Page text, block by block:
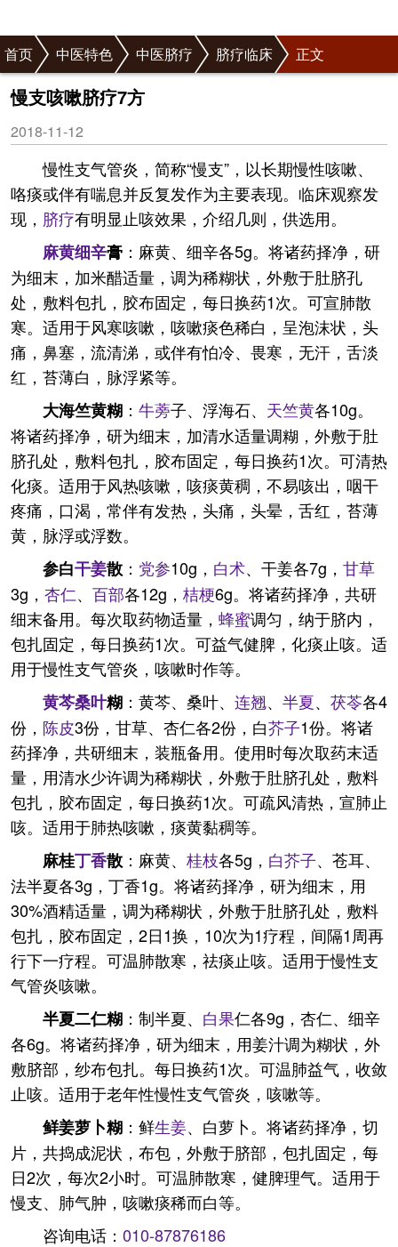
首页 中医特色 中医脐疗 脐疗临床 正文
慢支咳嗽脐疗7方
2018-11-12
慢性支气管炎，简称“慢支”，以长期慢性咳嗽、
咯痰或伴有喘息并反复发作为主要表现。临床观察发
现， 脐疗有明显止咳效果，介绍几则，供选用。
麻黄细辛膏 ：麻黄、细辛各5g。将诸药择净，研
为细末，加米醋适量，调为稀糊状，外敷于肚脐孔
处，敷料包扎，胶布固定，每日换药1次。可宣肺散
寒。适用于风寒咳嗽，咳嗽痰色稀白，呈泡沫状，头
痛，鼻塞，流清涕，或伴有怕冷、畏寒，无汗，舌淡
红，苔薄白，脉浮紧等。
大海竺黄糊 ： 牛蒡子、浮海石、 天竺黄各10g。
将诸药择净，研为细末，加清水适量调糊，外敷于肚
脐孔处，敷料包扎，胶布固定，每日换药1次。可清热
化痰。适用于风热咳嗽，咳痰黄稠，不易咳出，咽干
疼痛，口渴，常伴有发热，头痛，头晕，舌红，苔薄
黄，脉浮或浮数。
参白干姜散 ： 党参10g， 白术、干姜各7g， 甘草
3g， 杏仁、 百部各12g， 桔梗6g。将诸药择净，共研
细末备用。每次取药物适量， 蜂蜜调匀，纳于脐内，
包扎固定，每日换药1次。可益气健脾，化痰止咳。适
用于慢性支气管炎，咳嗽时作等。
黄芩桑叶糊 ：黄芩、桑叶、 连翘、 半夏、 茯苓各4
份， 陈皮3份，甘草、杏仁各2份，白芥子1份。将诸
药择净，共研细末，装瓶备用。使用时每次取药末适
量，用清水少许调为稀糊状，外敷于肚脐孔处，敷料
包扎，胶布固定，每日换药1次。可疏风清热，宣肺止
咳。适用于肺热咳嗽，痰黄黏稠等。
麻桂丁香散 ：麻黄、 桂枝各5g， 白芥子、苍耳、
法半夏各3g，丁香1g。将诸药择净，研为细末，用
30%酒精适量，调为稀糊状，外敷于肚脐孔处，敷料
包扎，胶布固定，2日1换，10次为1疗程，间隔1周再
行下一疗程。可温肺散寒，祛痰止咳。适用于慢性支
气管炎咳嗽。
半夏二仁糊 ：制半夏、 白果仁各9g，杏仁、细辛
各6g。将诸药择净，研为细末，用姜汁调为糊状，外
敷脐部，纱布包扎。每日换药1次。可温肺益气，收敛
止咳。适用于老年性慢性支气管炎，咳嗽等。
鲜姜萝卜糊 ：鲜生姜、白萝卜。将诸药择净，切
片，共捣成泥状，布包，外敷于脐部，包扎固定，每
日2次，每次2小时。可温肺散寒，健脾理气。适用于
慢支、肺气肿，咳嗽痰稀而白等。
咨询电话： 010-87876186